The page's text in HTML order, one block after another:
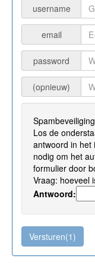
username
email
password
(opnieuw)
Los de
antwoord in het
nodig om het
formulier door
Vraag: hoeveel
Antwoord: